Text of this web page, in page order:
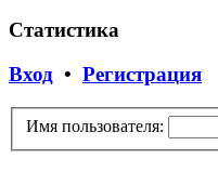
Статистика
Вход • Регистрация
Имя пользователя: